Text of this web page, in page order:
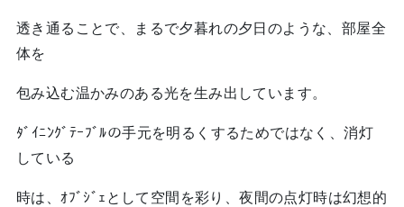
透き通ることで、まるで夕暮れの夕日のような、部屋全
体を
包み込む温かみのある光を生み出しています。
ﾀﾞｲﾆﾝｸﾞﾃｰﾌﾞﾙの手元を明るくするためではなく、消灯
している
時は、ｵﾌﾞｼﾞｪとして空間を彩り、夜間の点灯時は幻想的